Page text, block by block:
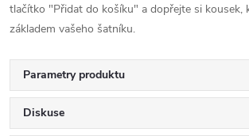
tlačítko "Přidat do košíku" a dopřejte si kousek,
základem vašeho šatníku.
Parametry produktu
Diskuse